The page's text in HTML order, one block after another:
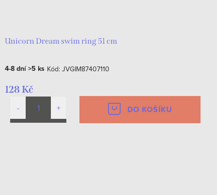
Unicorn Dream swim ring 51 cm
4-8 dní>5 ks Kód: JVGIM87407110
128 Kč
DO KOŠÍKU